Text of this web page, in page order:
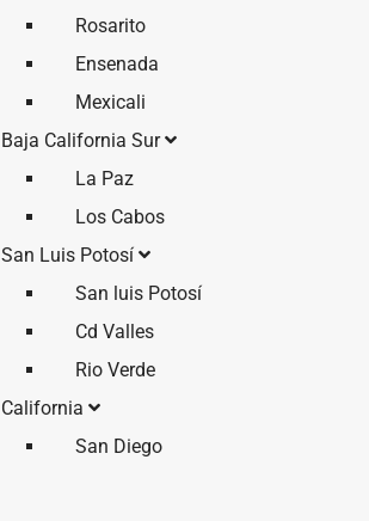
Rosarito
Ensenada
Mexicali
Baja California Sur
La Paz
Los Cabos
San Luis Potosí
San luis Potosí
Cd Valles
Rio Verde
California
San Diego